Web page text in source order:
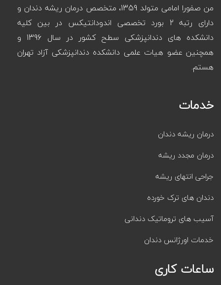
من صفورا امامی متولد 1359، متخصص درمان ریشه دندان و
دارای رتبه 2 بورد تخصصی اندودانتیکس در بین کلیه
دانشکده های دندانپزشکی سطح کشور در سال 1396 و
همچنین عضو هیات علمی دانشکده دندانپزشکی آزاد تهران
هستم.
خدمات
درمان ریشه دندان
درمان مجدد ریشه
جراحی انتهای ریشه
دندان های ترک خورده
آسیب های تروماتیک دندانی
خدمات اورژانس دندان
ساعات کاری